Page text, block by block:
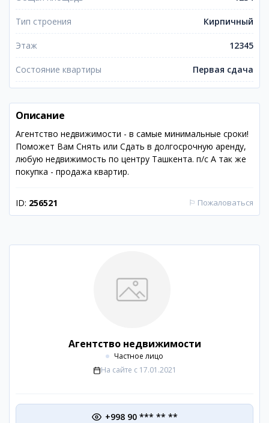
Тип строения Кирпичный
Этаж 12345
Состояние квартиры Первая сдача
Описание
Агентство недвижимости - в самые минимальные сроки!
Поможет Вам Снять или Сдать в долгосрочную аренду,
любую недвижимость по центру Ташкента. п/с А так же
покупка - продажа квартир.
ID: 256521 ⚐ Пожаловаться
Агентство недвижимости
Частное лицо
На сайте с 17.01.2021
+998 90 *** ** **